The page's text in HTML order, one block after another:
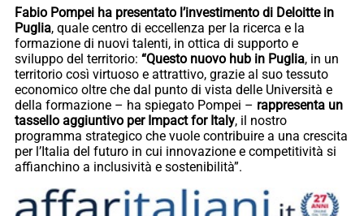
Fabio Pompei ha presentato l’investimento di Deloitte in
Puglia, quale centro di eccellenza per la ricerca e la
formazione di nuovi talenti, in ottica di supporto e
sviluppo del territorio: “Questo nuovo hub in Puglia, in un
territorio così virtuoso e attrattivo, grazie al suo tessuto
economico oltre che dal punto di vista delle Università e
della formazione – ha spiegato Pompei – rappresenta un
tassello aggiuntivo per Impact for Italy, il nostro
programma strategico che vuole contribuire a una crescita
per l’Italia del futuro in cui innovazione e competitività si
affianchino a inclusività e sostenibilità”.